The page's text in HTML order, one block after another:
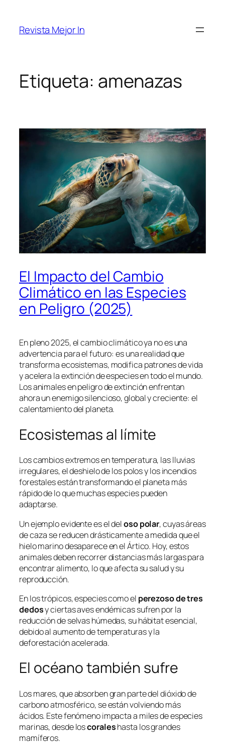
contenido
Revista Mejor In
Etiqueta: amenazas
El Impacto del Cambio
Climático en las Especies
en Peligro (2025)
En pleno 2025, el cambio climático ya no es una
advertencia para el futuro: es una realidad que
transforma ecosistemas, modifica patrones de vida
y acelera la extinción de especies en todo el mundo.
Los animales en peligro de extinción enfrentan
ahora un enemigo silencioso, global y creciente: el
calentamiento del planeta.
Ecosistemas al límite
Los cambios extremos en temperatura, las lluvias
irregulares, el deshielo de los polos y los incendios
forestales están transformando el planeta más
rápido de lo que muchas especies pueden
adaptarse.
Un ejemplo evidente es el deloso polar, cuyas áreas
de caza se reducen drásticamente a medida que el
hielo marino desaparece en el Ártico. Hoy, estos
animales deben recorrer distancias más largas para
encontrar alimento, lo que afecta su salud y su
reproducción.
En los trópicos, especies como el perezoso de tres
dedosy ciertas aves endémicas sufren por la
reducción de selvas húmedas, su hábitat esencial,
debido al aumento de temperaturas y la
deforestación acelerada.
El océano también sufre
Los mares, que absorben gran parte del dióxido de
carbono atmosférico, se están volviendo más
ácidos. Este fenómeno impacta a miles de especies
marinas, desde loscoraleshasta los grandes
mamíferos.